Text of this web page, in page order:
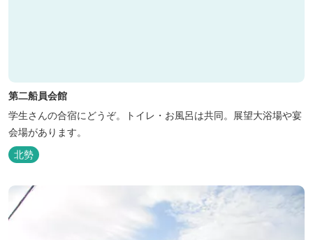
第二船員会館
学生さんの合宿にどうぞ。トイレ・お風呂は共同。展望大浴場や宴
会場があります。
北勢